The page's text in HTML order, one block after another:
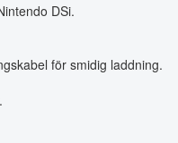
DSi.
för smidig laddning.